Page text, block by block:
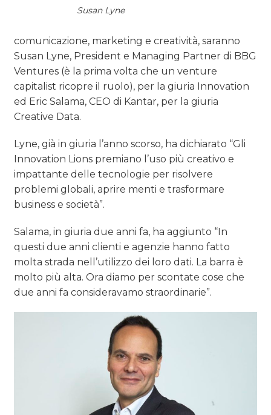
Susan Lyne
comunicazione, marketing e creatività, saranno
Susan Lyne, President e Managing Partner di BBG
Ventures (è la prima volta che un venture
capitalist ricopre il ruolo), per la giuria Innovation
ed Eric Salama, CEO di Kantar, per la giuria
Creative Data.
Lyne, già in giuria l’anno scorso, ha dichiarato “Gli
Innovation Lions premiano l’uso più creativo e
impattante delle tecnologie per risolvere
problemi globali, aprire menti e trasformare
business e società”.
Salama, in giuria due anni fa, ha aggiunto “In
questi due anni clienti e agenzie hanno fatto
molta strada nell’utilizzo dei loro dati. La barra è
molto più alta. Ora diamo per scontate cose che
due anni fa consideravamo straordinarie”.